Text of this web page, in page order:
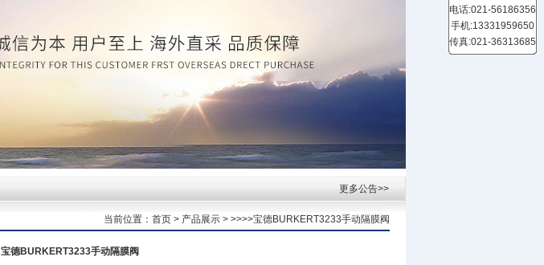
更多公告>>
当前位置： 首页 > 产品展示 > >>>>宝德BURKERT3233手动隔膜阀
宝德BURKERT3233手动隔膜阀
电话:021-56186356
手机:13331959650
传真:021-36313685